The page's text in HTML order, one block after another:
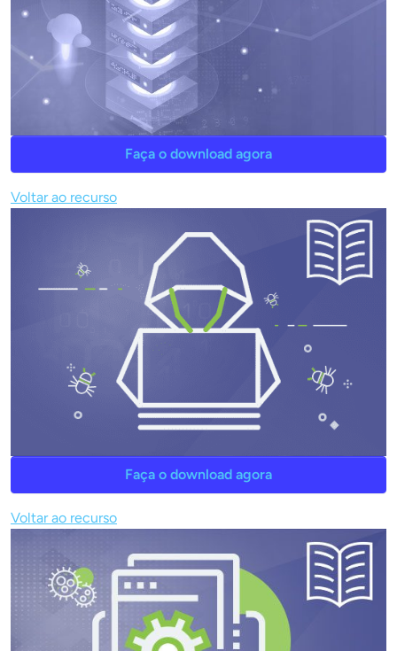
Faça o download agora
Voltar ao recurso
Faça o download agora
Voltar ao recurso